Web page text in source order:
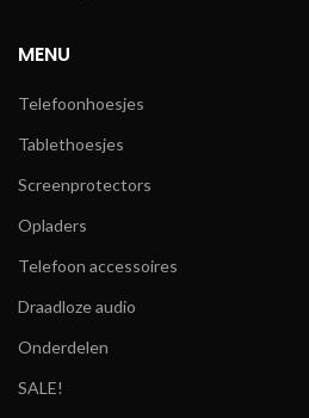
MENU
Telefoonhoesjes
Tablethoesjes
Screenprotectors
Opladers
Telefoon accessoires
Draadloze audio
Onderdelen
SALE!